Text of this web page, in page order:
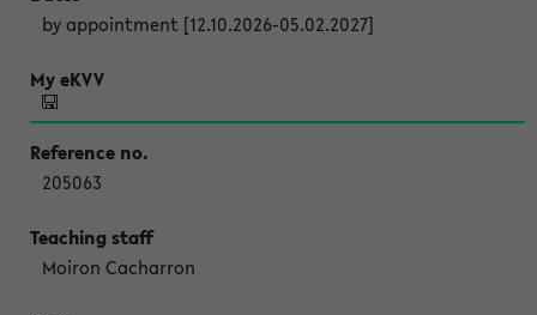
by appointment [12.10.2026-05.02.2027]
205063
Moiron Cacharron